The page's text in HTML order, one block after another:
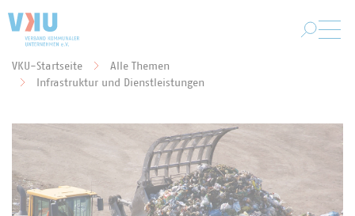
Sie befinden sich hier:
VKU-Startseite
Alle Themen
Infrastruktur und Dienstleistungen